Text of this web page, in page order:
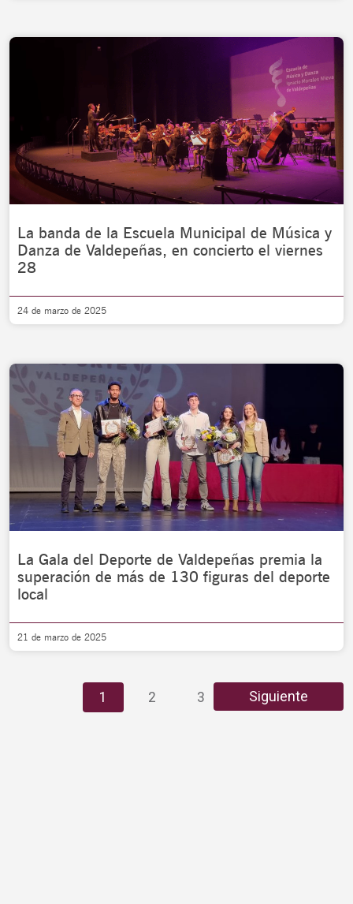
La banda de la Escuela Municipal de Música y
Danza de Valdepeñas, en concierto el viernes
28
24 de marzo de 2025
La Gala del Deporte de Valdepeñas premia la
superación de más de 130 figuras del deporte
local
21 de marzo de 2025
1 2 3 4
Siguiente